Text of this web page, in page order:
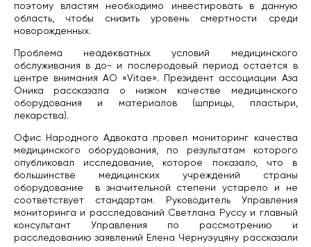
поэтому властям необходимо инвестировать в данную
область, чтобы снизить уровень смертности среди
новорожденных.
Проблема неадекватных условий медицинского
обслуживания в до- и послеродовый период остается в
центре внимания АО «Vitae». Президент ассоциации Аза
Оника рассказала о низком качестве медицинского
оборудования и материалов (шприцы, пластыри,
лекарства).
Офис Народного Адвоката провел мониторинг качества
медицинского оборудования, по результатам которого
опубликовал исследование, которое показало, что в
большинстве медицинских учреждений страны
оборудование в значительной степени устарело и не
соответствует стандартам. Руководитель Управления
мониторинга и расследований Светлана Руссу и главный
консультант Управления по рассмотрению и
расследованию заявлений Елена Чернуэуцяну рассказали